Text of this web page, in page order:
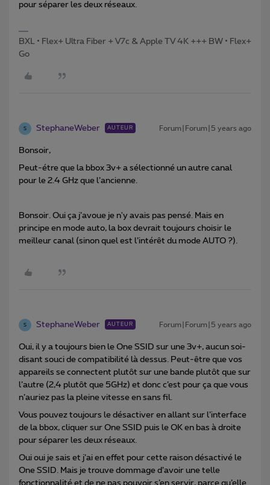
pour séparer les deux réseaux.
BXL • Flex+ Ultra Fiber + V7c & Apple TV 4K +++ BW • Flex+
Go
S StephaneWeber AUTEUR Forum|Forum|5 years ago
Bonsoir,
Peut-étre que la bbox 3v+ a sélectionné un autre canal
pour le 2.4 GHz que l’ancienne.
Bonsoir. Oui ça j’avoue je n'y avais pas pensé. Mais en
principe en mode auto, la box devrait toujours choisir le
meilleur canal (sinon quel est l’intérêt du mode AUTO ?).
S StephaneWeber AUTEUR Forum|Forum|5 years ago
Oui, il y a toujours bien le One SSID sur une 3v+, aucun soi-
disant souci de compatibilité là dessus. Peut-être que vos
appareils se connectent plutôt sur une bande plutôt que sur
l’autre (2,4 plutôt que 5GHz) et donc c’est pour ça que vous
n’auriez pas la pleine vitesse en sans fil.
Vous pouvez toujours le désactiver en allant sur l’interface
de la bbox, cliquer sur One SSID puis le OK en bas à droite
pour séparer les deux réseaux.
Oui oui je sais et j’ai en effet pour cette raison désactivé le
One SSID. Mais je trouve dommage d’avoir une telle
fonctionnalité et de ne pas pouvoir s’en servir, parce qu’elle